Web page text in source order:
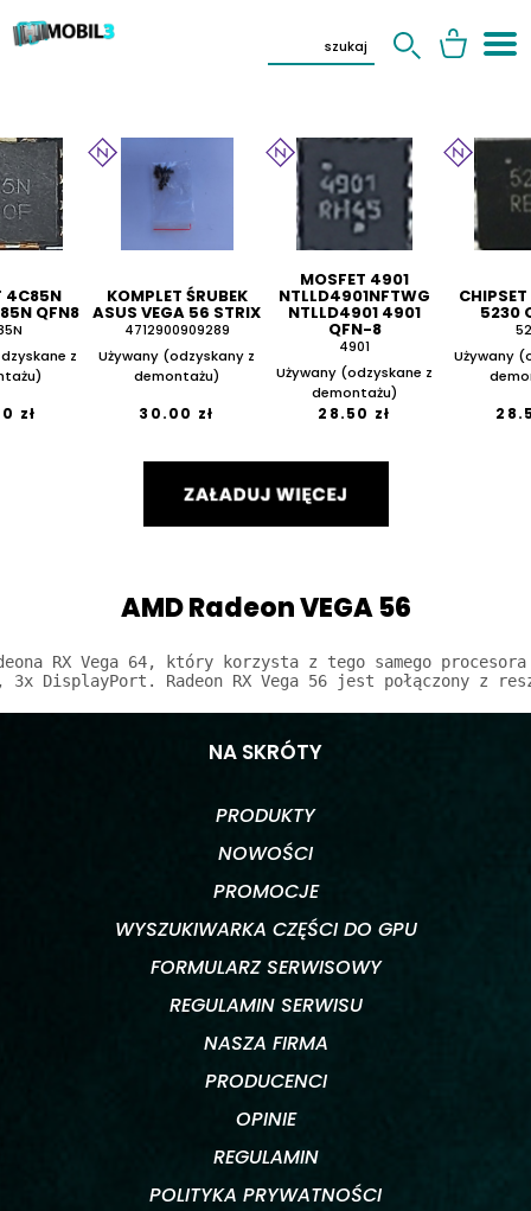
AMD Radeon VEGA 56
64, który korzysta z tego
DisplayPort. Radeon RX Vega 56 jest połączony
4C85N
QFN8
z
zł
KOMPLET ŚRUBEK
ASUS VEGA 56 STRIX
4712900909289
Używany (odzyskany z
demontażu)
30.00 zł
MOSFET 4901
NTLLD4901NFTWG
NTLLD4901 4901
QFN-8
4901
Używany (odzyskane z
demontażu)
28.50 zł
5230
Używany
NA SKRÓTY
PRODUKTY
NOWOŚCI
PROMOCJE
WYSZUKIWARKA CZĘŚCI DO GPU
FORMULARZ SERWISOWY
REGULAMIN SERWISU
NASZA FIRMA
PRODUCENCI
OPINIE
REGULAMIN
POLITYKA PRYWATNOŚCI